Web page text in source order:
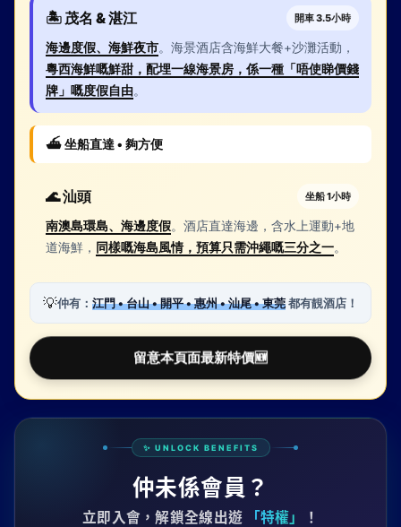
🏝️ 茂名 & 湛江 開車 3.5小時
海邊度假、海鮮夜市。海景酒店含海鮮大餐+沙灘活動，
粵西海鮮嘅鮮甜，配埋一線海景房，係一種「唔使睇價錢
牌」嘅度假自由。
⛴️ 坐船直達 • 夠方便
🌊 汕頭 坐船 1小時
南澳島環島、海邊度假。酒店直達海邊，含水上運動+地
道海鮮， 同樣嘅海島風情，預算只需沖繩嘅三分之一。
💡仲有： 江門 • 台山 • 開平 • 惠州 • 汕尾 • 東莞都有靚酒店！
留意本頁面最新特價🆕
✨ UNLOCK BENEFITS
仲未係會員？
立即入會，解鎖全線出遊 「特權」 ！